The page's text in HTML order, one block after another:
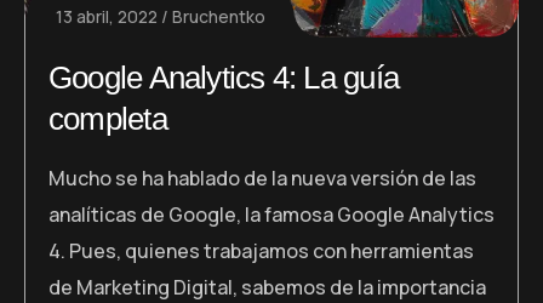
13 abril, 2022 Bruchentko
Google Analytics 4: La guía
completa
Mucho se ha hablado de la nueva versión de las
analíticas de Google, la famosa Google Analytics
4. Pues, quienes trabajamos con herramientas
de Marketing Digital, sabemos de la importancia